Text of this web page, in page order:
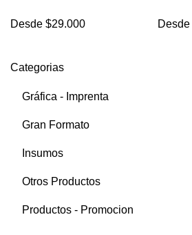
Categorias
Gráfica - Imprenta
Gran Formato
Insumos
Otros Productos
Productos - Promocion
Desde $29.000 Desde